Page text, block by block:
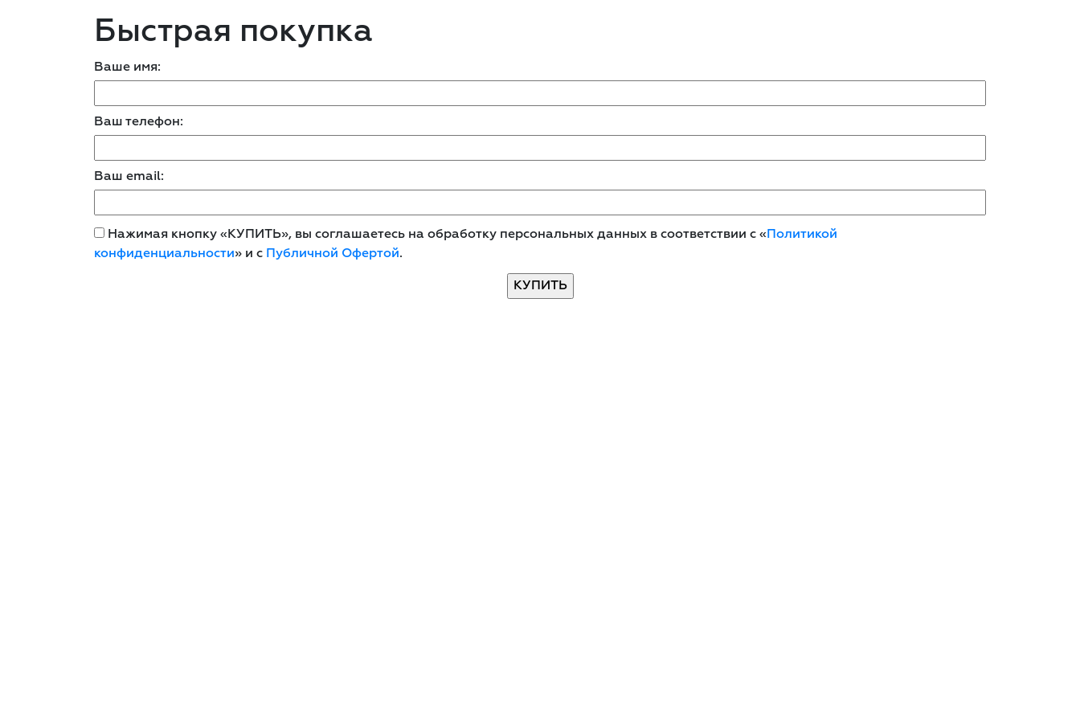
Быстрая покупка
Ваше имя:
Ваш телефон:
Ваш email:
Нажимая кнопку «КУПИТЬ», вы соглашаетесь на обработку персональных данных в соответствии с «Политикой
конфиденциальности» и с Публичной Офертой.